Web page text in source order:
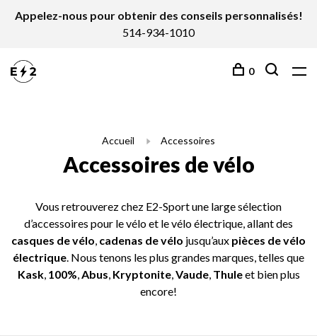
Appelez-nous pour obtenir des conseils personnalisés!
514-934-1010
0
Accueil Accessoires
Accessoires de vélo
Vous retrouverez chez E2-Sport une large sélection
d’accessoires pour le vélo et le vélo électrique, allant des
casques de vélo, cadenas de vélo jusqu’aux pièces de vélo
électrique. Nous tenons les plus grandes marques, telles que
Kask, 100%,Abus, Kryptonite,Vaude, Thuleet bien plus
encore!